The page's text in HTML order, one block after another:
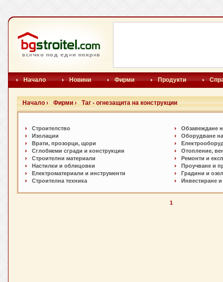
Начало Новини Фирми Продукти
Начало › Фирми › Таг - огнезащита на конструкции
Строителство
Изолации
Врати, прозорци, щори
Сглобяеми сгради и конструкции
Строителни материали
Настилки и oблицовки
Електроматериали и инструменти
Строителна техника
Обзавеждане
Оборудване
Отопление,
Ремонти и
Проучване и
Градини и
Инвестиране
1